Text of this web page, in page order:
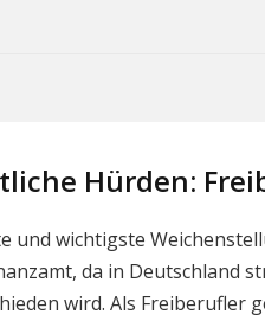
Hürden:
und wichtigste
da in Deutschland
wird. Als Freiberufler